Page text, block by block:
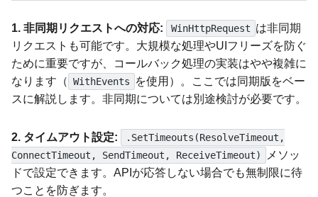
1. 非同期リクエストへの対応: WinHttpRequest は非同期
リクエストも可能です。大規模な処理やUIフリーズを防ぐ
ために重要ですが、コールバック処理の実装はやや複雑に
なります（ WithEvents
を使用）。ここでは同期版をベー
スに解説します。非同期については別途検討が必要です。
2. タイムアウト設定:
.SetTimeouts(ResolveTimeout,
ConnectTimeout, SendTimeout, ReceiveTimeout)
メソッ
ドで設定できます。APIが応答しない場合でも無制限に待
つことを防ぎます。